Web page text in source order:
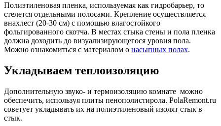
Полиэтиленовая пленка, используемая как гидробарьер, то
стелется отдельными полосами. Крепление осуществляется
внахлест (20-30 см) с помощью влагостойкого
фольгированного скотча. В местах стыка стены и пола пленка
должна доходить до визуализирующегося уровня пола.
Можно ознакомиться с материалом о насыпных полах.
Укладываем теплоизоляцию
Дополнительную звуко- и термоизоляцию комнате можно
обеспечить, используя плиты пенополистирола. PolaRemont.ru
советует укладывать их на полиэтиленовый изолят стык в
стык.